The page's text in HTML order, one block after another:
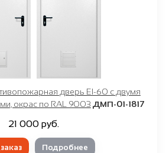
дверь EI-60 с двумя
окрас по RAL 9003 ДМП-01-1817
21 000 руб.
Подробнее